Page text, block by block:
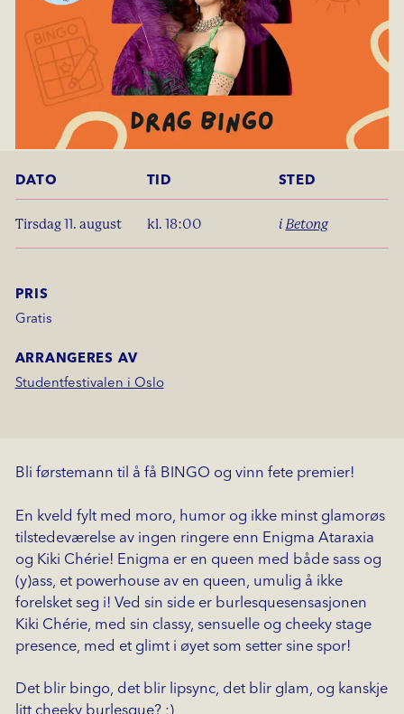
PRIS
Gratis
ARRANGERES AV
Studentfestivalen i Oslo
DATO TID STED
tirsdag 11. august kl. 18:00 i Betong
Bli førstemann til å få BINGO og vinn fete premier!
En kveld fylt med moro, humor og ikke minst glamorøs
tilstedeværelse av ingen ringere enn Enigma Ataraxia
og Kiki Chérie! Enigma er en queen med både sass og
(y)ass, et powerhouse av en queen, umulig å ikke
forelsket seg i! Ved sin side er burlesquesensasjonen
Kiki Chérie, med sin classy, sensuelle og cheeky stage
presence, med et glimt i øyet som setter sine spor!
Det blir bingo, det blir lipsync, det blir glam, og kanskje
litt cheeky burlesque? ;)